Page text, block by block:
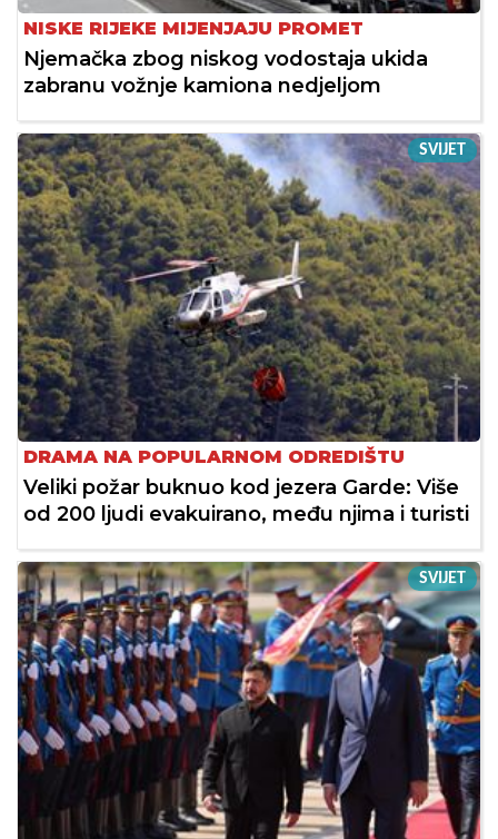
NISKE RIJEKE MIJENJAJU PROMET
Njemačka zbog niskog vodostaja ukida
zabranu vožnje kamiona nedjeljom
SVIJET
DRAMA NA POPULARNOM ODREDIŠTU
Veliki požar buknuo kod jezera Garde: Više
od 200 ljudi evakuirano, među njima i turisti
SVIJET